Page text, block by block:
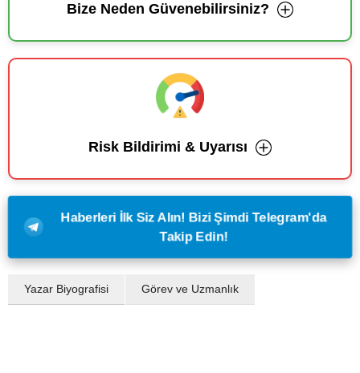
Bize Neden Güvenebilirsiniz?
Risk Bildirimi & Uyarısı
Haberleri İlk Siz Alın! Bizi Şimdi Telegram'da
Takip Edin!
Yazar Biyografisi Görev ve Uzmanlık